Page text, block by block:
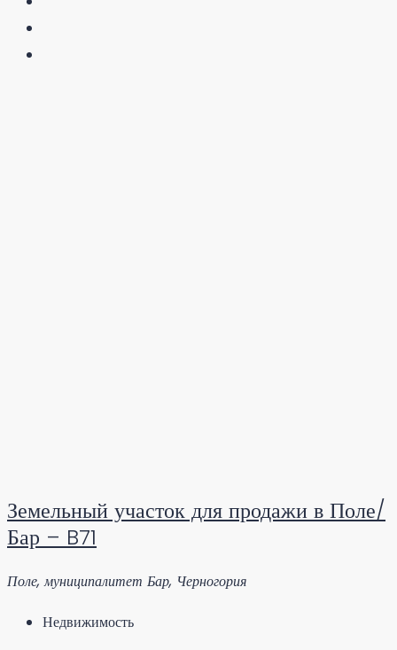
Земельный участок для продажи в Поле/
Бар – B71
Поле, муниципалитет Бар, Черногория
Недвижимость